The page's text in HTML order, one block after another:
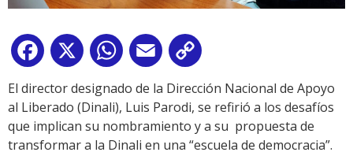
Facebook
X WhatsApp
Email
Link
El director designado de la Dirección Nacional de Apoyo
al Liberado (Dinali), Luis Parodi, se refirió a los desafíos
que implican su nombramiento y a su propuesta de
transformar a la Dinali en una “escuela de democracia”.